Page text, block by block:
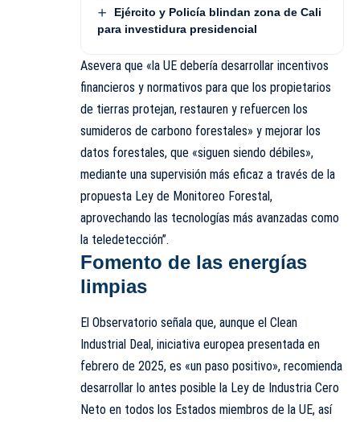
Ejército y Policía blindan zona de Cali
para investidura presidencial
Asevera que «la UE debería desarrollar incentivos
financieros y normativos para que los propietarios
de tierras protejan, restauren y refuercen los
sumideros de carbono forestales» y mejorar los
datos forestales, que «siguen siendo débiles»,
mediante una supervisión más eficaz a través de la
propuesta Ley de Monitoreo Forestal,
aprovechando las tecnologías más avanzadas como
la teledetección”.
Fomento de las energías
limpias
El Observatorio señala que, aunque el Clean
Industrial Deal, iniciativa europea presentada en
febrero de 2025, es «un paso positivo», recomienda
desarrollar lo antes posible la Ley de Industria Cero
Neto en todos los Estados miembros de la UE, así